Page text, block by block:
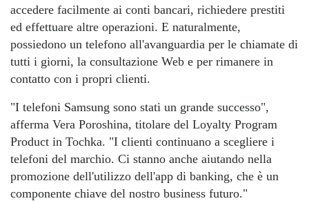
accedere facilmente ai conti bancari, richiedere prestiti
ed effettuare altre operazioni. E naturalmente,
possiedono un telefono all'avanguardia per le chiamate di
tutti i giorni, la consultazione Web e per rimanere in
contatto con i propri clienti.
"I telefoni Samsung sono stati un grande successo",
afferma Vera Poroshina, titolare del Loyalty Program
Product in Tochka. "I clienti continuano a scegliere i
telefoni del marchio. Ci stanno anche aiutando nella
promozione dell'utilizzo dell'app di banking, che è un
componente chiave del nostro business futuro."